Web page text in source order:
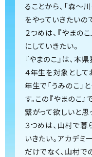
ることから、「森～
をやっていきたいの
２つめは、『やまの
にしていきたい。
『やまのこ』は、本
４年生を対象として
年生で「うみのこ」
す。この『やまのこ
繋がって欲しいと思
３つめは、山村で暮
いきたい。アカデミ
だけでなく、山村